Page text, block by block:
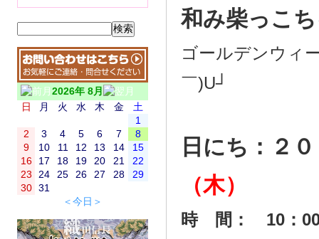
2026年 8月
日
月 火 水 木 金
土
1
2
3 4 5 6 7
8
9
10 11 12 13 14
15
16
17 18 19 20 21
22
23
24 25 26 27 28
29
30
31
＜今日＞
和み柴っこ
ゴールデンウィ
￣)U┘
日にち：２
（木）
時 間：
10：